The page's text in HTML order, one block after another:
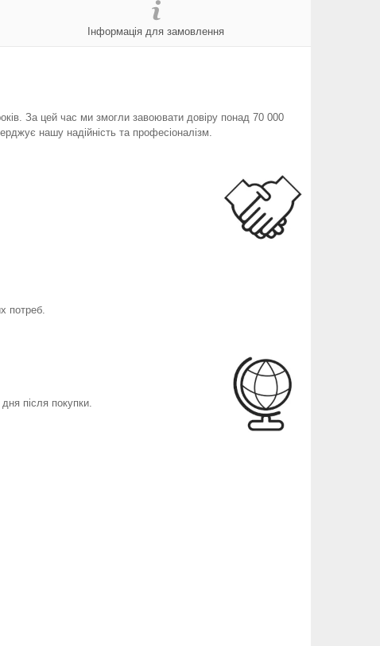
Інформація для замовлення
За цей час ми змогли завоювати довіру понад 70 000
нашу надійність та професіоналізм.
потреб.
після покупки.